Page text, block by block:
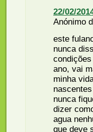
22/02/
Anónimo
este
nunca
ano, vai
minha
nunca
dizer
agua
que deve